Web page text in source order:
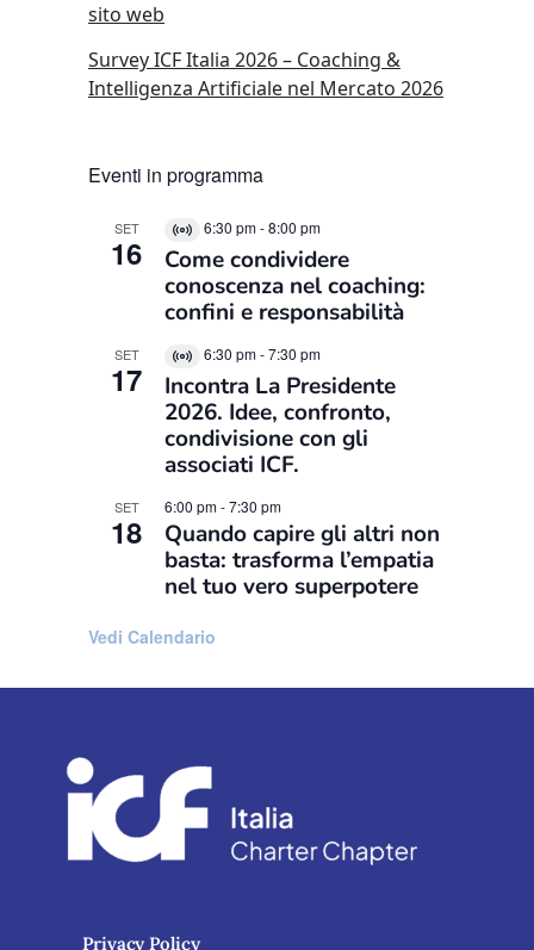
sito web
Survey ICF Italia 2026 – Coaching &
Intelligenza Artificiale nel Mercato 2026
Eventi in programma
SET
16
Virtual
Evento
6:30 pm-8:00 pm
Come condividere
conoscenza nel coaching:
confini e responsabilità
SET
17
Virtual
Evento
6:30 pm-7:30 pm
Incontra La Presidente
2026. Idee, confronto,
condivisione con gli
associati ICF.
SET
18
6:00 pm-7:30 pm
Quando capire gli altri non
basta: trasforma l’empatia
nel tuo vero superpotere
Vedi Calendario
Privacy Policy